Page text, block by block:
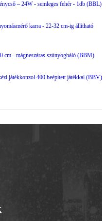
– 24W - semleges fehér - 1db (BBL)
karra - 22-32 cm-ig állítható
cm - mágneszáras szúnyogháló (BBM)
játékkonzol 400 beépített játékkal (BBV)